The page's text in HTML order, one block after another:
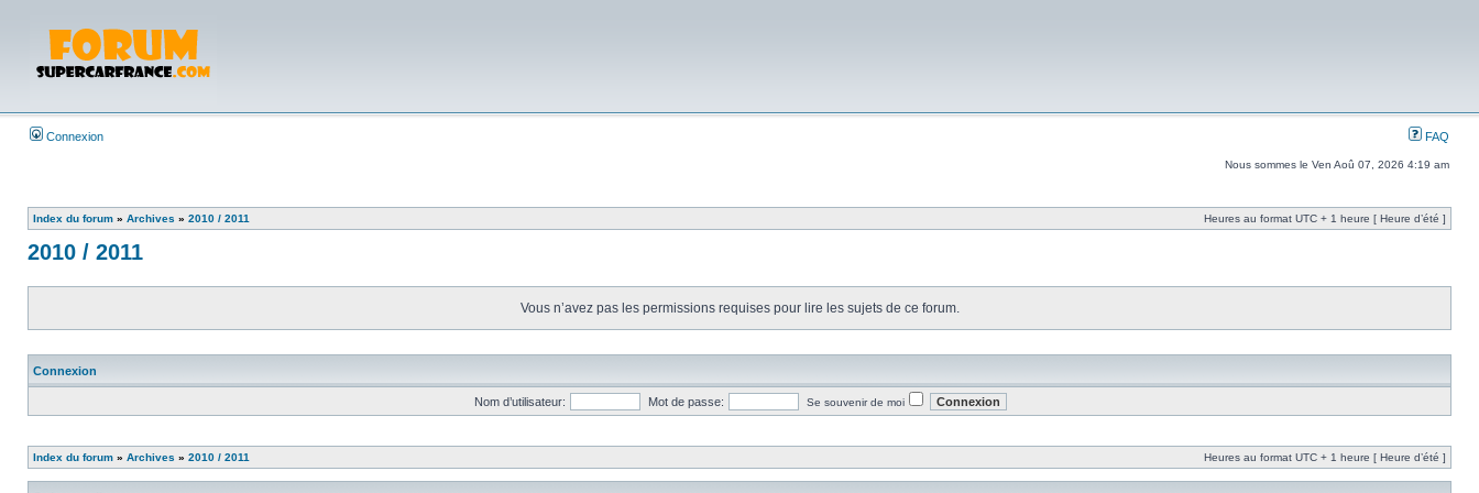
Connexion FAQ
Nous sommes le Ven Aoû 07, 2026 4:19 am
Index du forum » Archives » 2010 / 2011 Heures au format UTC + 1 heure [ Heure d’été ]
2010 / 2011
Vous n’avez pas les permissions requises pour lire les sujets de ce forum.
Connexion
Nom d’utilisateur: Mot de passe: Se souvenir de moi
Index du forum » Archives » 2010 / 2011 Heures au format UTC + 1 heure [ Heure d’été ]